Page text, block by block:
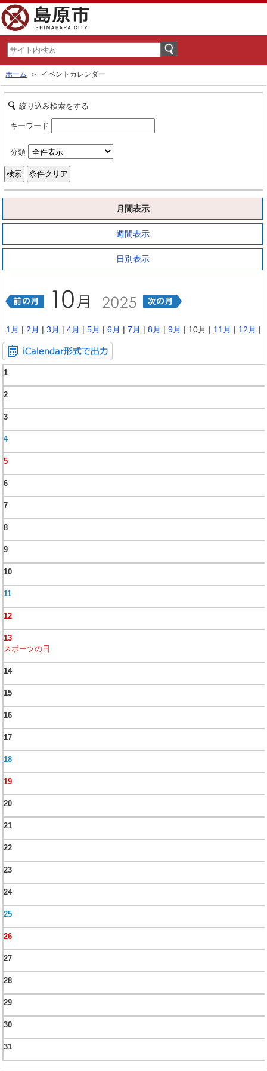
ホーム ＞ イベントカレンダー
絞り込み検索をする
キーワード
分類
月間表示
週間表示
日別表示
1月 | 2月 | 3月 | 4月 | 5月 | 6月 | 7月 | 8月 | 9月 | 10月 | 11月 | 12月 |
1
2
3
4
5
6
7
8
9
10
11
12
13
スポーツの日
14
15
16
17
18
19
20
21
22
23
24
25
26
27
28
29
30
31